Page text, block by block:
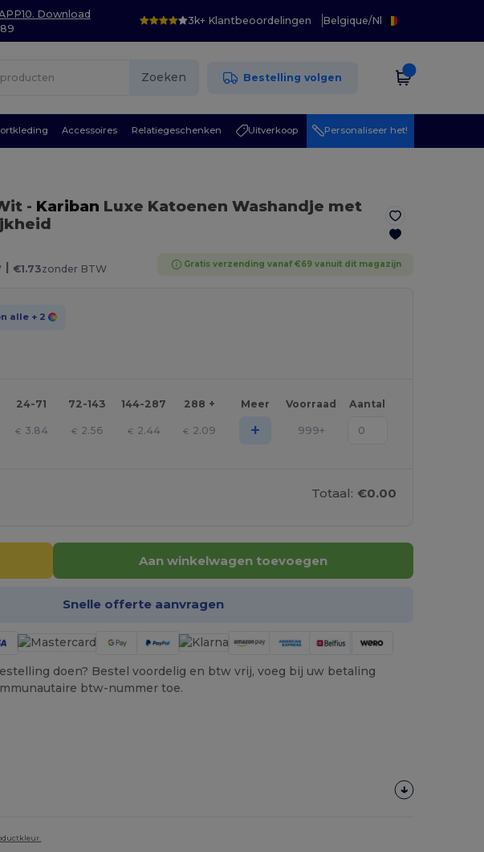
Download
3k+ Klantbeoordelingen Belgique/Nl
Zoeken Bestelling volgen
Accessoires Relatiegeschenken Uitverkoop Personaliseer het!
- Kariban Luxe Katoenen Washandje met
| €1.73zonder BTW Gratis verzending vanaf €69 vanuit dit magazijn
alle + 2
24-71 72-143 144-287 288 + Meer Voorraad Aantal
€ 3.84 € 2.56 € 2.44 € 2.09 + 999+
Totaal: €0.00
Aan winkelwagen toevoegen
Snelle offerte aanvragen
doen? Bestel voordelig en btw vrij, voeg bij uw betaling
btw-nummer toe.